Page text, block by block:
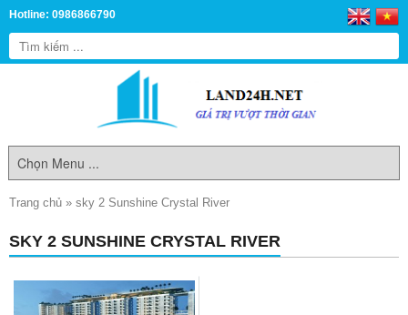
Hotline: 0986866790
Trang chủ » sky 2 Sunshine Crystal River
SKY 2 SUNSHINE CRYSTAL RIVER